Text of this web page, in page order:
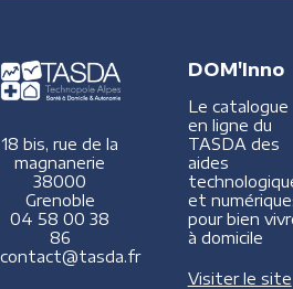
18 bis, rue de la
magnanerie
38000
Grenoble
04 58 00 38
86
contact@tasda.fr
DOM'Inno
Le catalogue
en ligne du
TASDA des
aides
et
pour bien
à domicile
Visiter le site